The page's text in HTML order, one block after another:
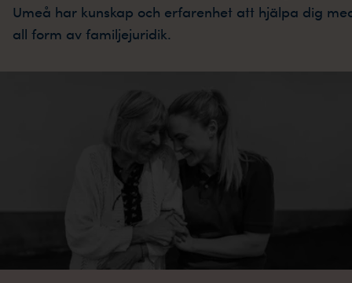
Umeå har kunskap och erfarenhet att hjälpa dig
all form av familjejuridik.